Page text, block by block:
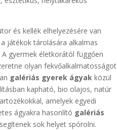
és kellék elhelyezésére van
játékok tárolására alkalmas
gyermek életkorától függően
olyan fekvőalkalmatosságot
galériás gyerek ágyak közül
kapható, bio olajos, natúr
amelyek egyedi
ágyakra hasonlító galériás
sok helyet spórolni.